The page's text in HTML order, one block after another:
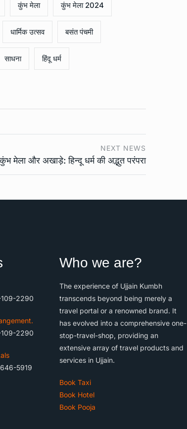
कुंभ मेला कुंभ मेला 2024
धार्मिक उत्सव बसंत पंचमी
साधना हिंदू धर्म
NEXT NEWS
कुंभ मेला और अखाड़े: हिन्दू धर्म की अद्भुत परंपरा
2290
2290
5919
Who we are?
The experience of Ujjain Kumbh
transcends beyond being merely a
travel portal or a renowned brand. It
has evolved into a comprehensive one-
stop-travel-shop, providing an
extensive array of travel products and
services in Ujjain.
Book Taxi
Book Hotel
Book Pooja